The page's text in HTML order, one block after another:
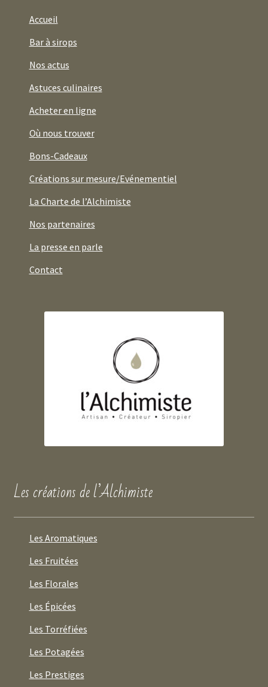
Accueil
Bar à sirops
Nos actus
Astuces culinaires
Acheter en ligne
Où nous trouver
Bons-Cadeaux
Créations sur mesure/Evénementiel
La Charte de l’Alchimiste
Nos partenaires
La presse en parle
Contact
Les créations de l’Alchimiste
Les Aromatiques
Les Fruitées
Les Florales
Les Épicées
Les Torréfiées
Les Potagées
Les Prestiges